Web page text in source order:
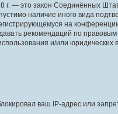
г. — это закон Соединённых
наличие иного вида
на
рекомендаций по
и/или юридических
ваш IP-адрес или